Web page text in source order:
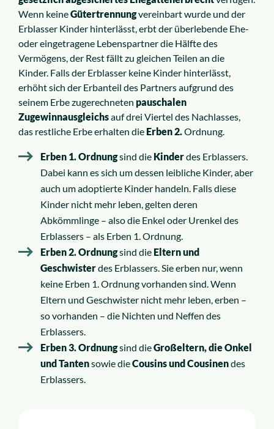
Wenn keineGütertrennungvereinbart wurde und der
Erblasser Kinder hinterlässt, erbt der überlebende Ehe-
oder eingetragene Lebenspartner die Hälfte des
Vermögens, der Rest fällt zu gleichen Teilen an die
Kinder. Falls der Erblasser keine Kinder hinterlässt,
erhöht sich der Erbanteil des Partners aufgrund des
seinem Erbe zugerechneten pauschalen
Zugewinnausgleichsauf drei Viertel des Nachlasses,
das restliche Erbe erhalten die Erben 2.Ordnung.
Erben 1. Ordnungsind die Kinderdes Erblassers.
Dabei kann es sich um dessen leibliche Kinder, aber
auch um adoptierte Kinder handeln. Falls diese
Kinder nicht mehr leben, gelten deren
Abkömmlinge – also die Enkel oder Urenkel des
Erblassers – als Erben 1. Ordnung.
Erben 2. Ordnungsind die Eltern und
Geschwisterdes Erblassers. Sie erben nur, wenn
keine Erben 1. Ordnung vorhanden sind. Wenn
Eltern und Geschwister nicht mehr leben, erben –
so vorhanden – die Nichten und Neffen des
Erblassers.
Erben 3. Ordnungsind dieGroßeltern, die Onkel
und Tantensowie dieCousins und Cousinendes
Erblassers.